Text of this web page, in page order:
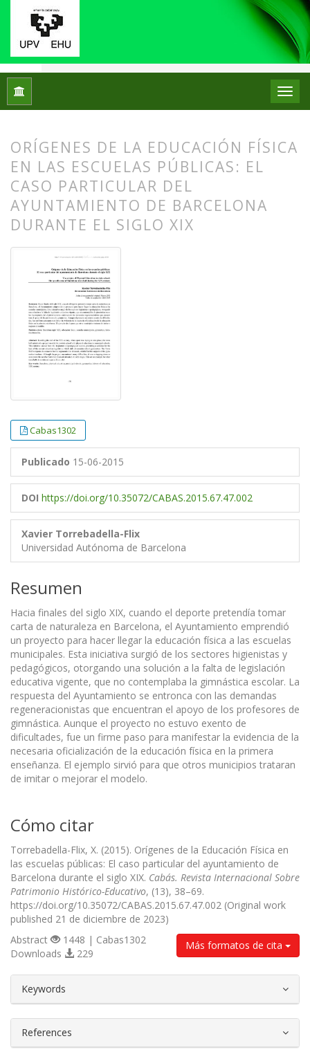
Inicio
ORÍGENES DE LA EDUCACIÓN FÍSICA
EN LAS ESCUELAS PÚBLICAS: EL
CASO PARTICULAR DEL
AYUNTAMIENTO DE BARCELONA
DURANTE EL SIGLO XIX
Cabas1302
Publicado 15-06-2015
DOI https://doi.org/10.35072/CABAS.2015.67.47.002
Xavier Torrebadella-Flix
Universidad Autónoma de Barcelona
Resumen
Hacia finales del siglo XIX, cuando el deporte pretendía tomar
carta de naturaleza en Barcelona, el Ayuntamiento emprendió
un proyecto para hacer llegar la educación física a las escuelas
municipales. Esta iniciativa surgió de los sectores higienistas y
pedagógicos, otorgando una solución a la falta de legislación
educativa vigente, que no contemplaba la gimnástica escolar. La
respuesta del Ayuntamiento se entronca con las demandas
regeneracionistas que encuentran el apoyo de los profesores de
gimnástica. Aunque el proyecto no estuvo exento de
dificultades, fue un firme paso para manifestar la evidencia de la
necesaria oficialización de la educación física en la primera
enseñanza. El ejemplo sirvió para que otros municipios trataran
de imitar o mejorar el modelo.
Cómo citar
Torrebadella-Flix, X. (2015). Orígenes de la Educación Física en
las escuelas públicas: El caso particular del ayuntamiento de
Barcelona durante el siglo XIX. Cabás. Revista Internacional Sobre
Patrimonio Histórico-Educativo, (13), 38–69.
https://doi.org/10.35072/CABAS.2015.67.47.002 (Original work
published 21 de diciembre de 2023)
Más formatos de cita
Abstract
1448 | Cabas1302
Downloads
229
Keywords
References